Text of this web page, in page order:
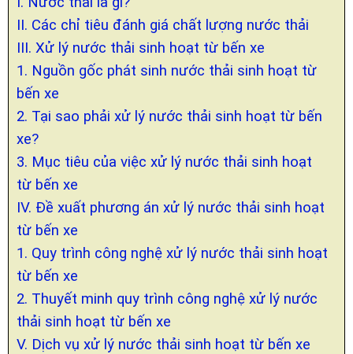
II. Các chỉ tiêu đánh giá chất lượng nước thải
III. Xử lý nước thải sinh hoạt từ bến xe
1. Nguồn gốc phát sinh nước thải sinh hoạt từ
bến xe
2. Tại sao phải xử lý nước thải sinh hoạt từ bến
xe?
3. Mục tiêu của việc xử lý nước thải sinh hoạt
từ bến xe
IV. Đề xuất phương án xử lý nước thải sinh hoạt
từ bến xe
1. Quy trình công nghệ xử lý nước thải sinh hoạt
từ bến xe
2. Thuyết minh quy trình công nghệ xử lý nước
thải sinh hoạt từ bến xe
V. Dịch vụ xử lý nước thải sinh hoạt từ bến xe